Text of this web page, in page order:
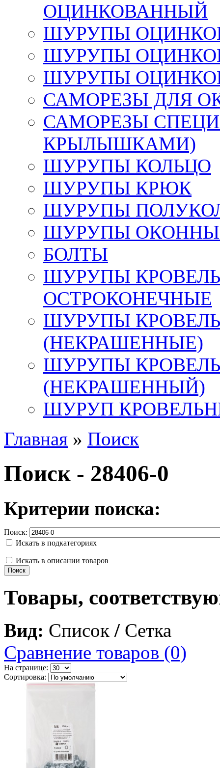
ОЦИНКОВАННЫЙ
ШУРУПЫ
ШУРУПЫ
ШУРУПЫ
САМОРЕЗЫ ДЛЯ
САМОРЕЗЫ
КРЫЛЫШКАМИ)
ШУРУПЫ КОЛЬЦО
ШУРУПЫ КРЮК
ШУРУПЫ
ШУРУПЫ
БОЛТЫ
ШУРУПЫ
ОСТРОКОНЕЧНЫЕ
ШУРУПЫ
(НЕКРАШЕННЫЕ)
ШУРУПЫ
(НЕКРАШЕННЫЙ)
ШУРУП
Главная » Поиск
Поиск - 28406-0
Критерии поиска:
Поиск:
Искать в подкатегориях
Искать в описании товаров
Товары,
Вид: Список / Сетка
Сравнение товаров (0)
На странице:
Сортировка: